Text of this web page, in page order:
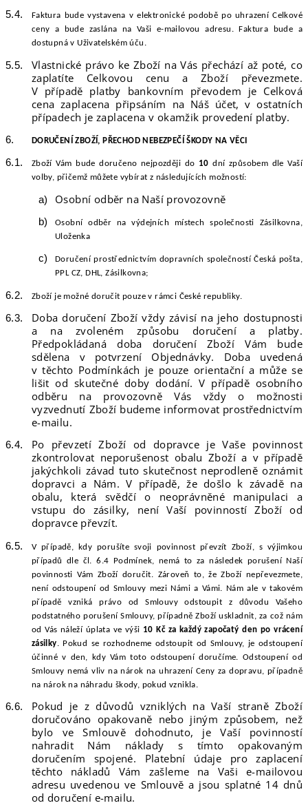
Faktura bude vystavena v elektronické podobě po uhrazení Celkové
ceny a bude zaslána na Vaši e-mailovou adresu. Faktura bude a
dostupná v Uživatelském úču .
Vlastnické právo ke Zboží na Vás přechází až poté, co
zaplatíte Celkovou cenu a Zboží převezmete.
V případě platby bankovním převodem je Celková
cena zaplacena připsáním na Náš účet, v ostatních
případech je zaplacena v okamžik provedení platby.
DORUČENÍ ZBOŽÍ, PŘECHOD NEBEZPEČÍ ŠKODY NA VĚCI
Zboží Vám bude doručeno nejpozději do 10 d ní způsobem dle Vaší
volby, přičemž můžete vybírat z následujících možností:
Osobní odběr na Naší provozovně
Osobní odběr na výdejních místech společnosti Zásilkovna,
Uloženka
Doručení prostřednictvím dopravních společnostíČeská pošta,
PPL CZ, DHL, Zásilkovna;
Zboží je možné doručit pouze v rámci České republiky.
Doba doručení Zboží vždy závisí na jeho dostupnosti
a na zvoleném způsobu doručení a platby.
Předpokládaná doba doručení Zboží Vám bude
sdělena v potvrzení Objednávky. Doba uvedená
v těchto Podmínkách je pouze orientační a může se
lišit od skutečné doby dodání. V případě osobního
odběru na provozovně Vás vždy o možnosti
vyzvednutí Zboží budeme informovat prostřednictvím
e-mailu.
Po převzetí Zboží od dopravce je Vaše povinnost
zkontrolovat neporušenost obalu Zboží a v případě
jakýchkoli závad tuto skutečnost neprodleně oznámit
dopravci a Nám. V případě, že došlo k závadě na
obalu, která svědčí o neoprávněné manipulaci a
vstupu do zásilky, není Vaší povinností Zboží od
dopravce převzít.
V případě, kdy porušíte svoji povinnost převzít Zboží, s výjimkou
případů dle čl. 6.4 Podmínek, nemá to za následek porušení Naší
povinnosti Vám Zboží doručit. Zároveň to, že Zboží nepřevezmete,
není odstoupení od Smlouvy mezi Námi a Vámi. Nám ale v takovém
případě vzniká právo od Smlouvy odstoupit z důvodu Vašeho
podstatného porušení Smlouvy, případně Zboží uskladnit, za což nám
od Vás náleží úplata ve výši 10 Kč za každý započatý den po vrácení
zásilky. Pokud se rozhodneme odstoupit od Smlouvy, je odstoupení
účinné v den, kdy Vám toto odstoupení doručíme. Odstoupení od
Smlouvy nemá vliv na nárok na uhrazení Ceny za dopravu, případně
na nárok na náhradu škody, pokud vznikla.
Pokud je z důvodů vzniklých na Vaší straně Zboží
doručováno opakovaně nebo jiným způsobem, než
bylo ve Smlouvě dohodnuto, je Vaší povinností
nahradit Nám náklady s tímto opakovaným
doručením spojené. Platební údaje pro zaplacení
těchto nákladů Vám zašleme na Vaši e-mailovou
adresu uvedenou ve Smlouvě a jsou splatné 14 dnů
od doručení e-mailu.